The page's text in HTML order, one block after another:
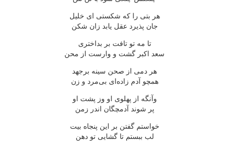
هر بتی را كه شكستی ای خلیل
جان پذیرد عقل یابد زان شكن
تا مه تو تافت بر بداختری
سعد اكبر گشت و وارست از محن
هر دمی از صحن سینه برجهد
همچو آدم زاده‌ای بی‌مرد و زن
وآنگه از پهلوی او وز پشت او
پر شوند آدمچگان اندر زمن
خواستم گفتن بر این پنجاه بیت
لب ببستم تا گشایی تو دهن